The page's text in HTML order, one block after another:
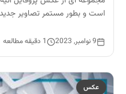
است و بطور مستمر تصاویر
9 نوامبر, 2023 1 دقیقه مطالعه
عکس